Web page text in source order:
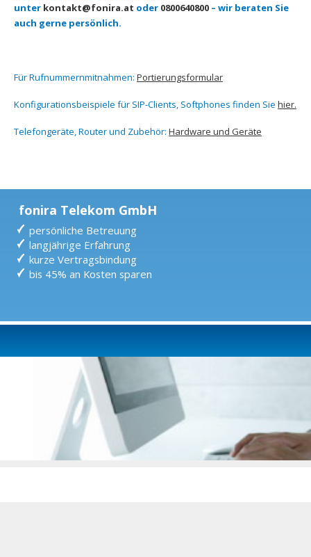
fonira Telekom GmbH
persönliche Betreuung
langjährige Erfahrung
kurze Vertragsbindung
bis 45% an Kosten sparen
unter kontakt@fonira.at oder 0800640800 – wir beraten Sie
auch gerne persönlich.
Für Rufnummernmitnahmen: Portierungsformular
Konfigurationsbeispiele für SIP-Clients, Softphones finden Sie hier.
Telefongeräte, Router und Zubehör: Hardware und Geräte